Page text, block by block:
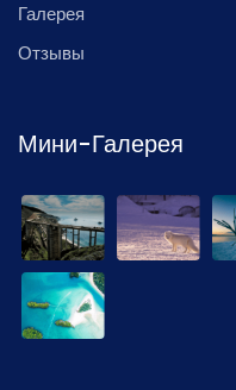
Галерея
Отзывы
Мини-Галерея